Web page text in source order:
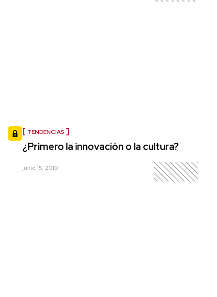
TENDENCIAS
¿Primero la innovación o la cultura?
junio 15, 2019